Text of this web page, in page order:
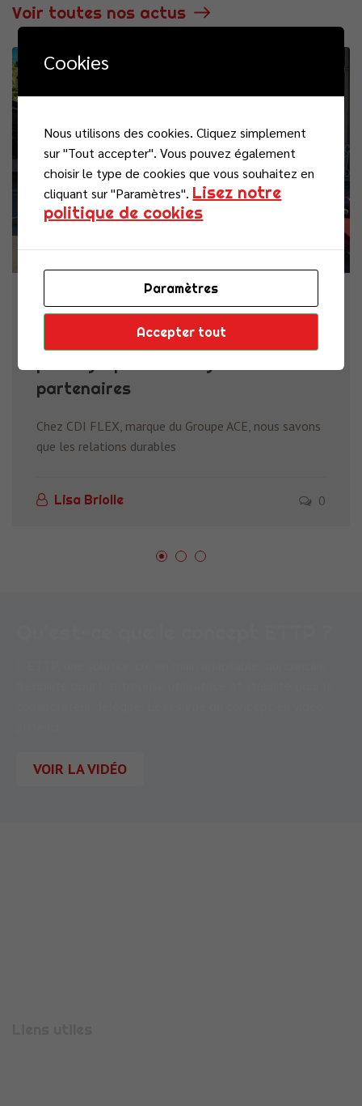
Voir toutes nos actus
Actualités
vendredi 26 juin 2026
La Nuit de la Chance : un temps
partenaires
Chez CDI FLEX, marque du Groupe ACE, nous savons
que les relations durables
Lisa Briolle 0
VOIR LA VIDÉO
Cookies
Nous utilisons des cookies. Cliquez simplement
sur "Tout accepter". Vous pouvez également
choisir le type de cookies que vous souhaitez en
cliquant sur "Paramètres". Lisez notre
politique de cookies
Paramètres
Accepter tout